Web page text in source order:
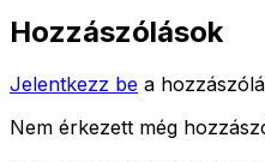
Hozzászólások
Jelentkezz be a
Nem érkezett még